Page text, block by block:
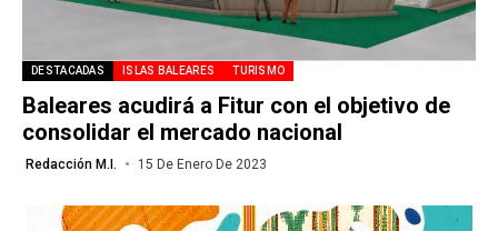
DESTACADAS ISLAS BALEARES TURISMO
Baleares acudirá a Fitur con el objetivo de
consolidar el mercado nacional
Redacción M.I. 15 De Enero De 2023